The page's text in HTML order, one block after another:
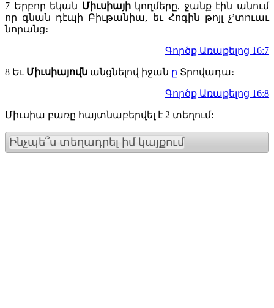
7 Երբոր եկան Միւսիայիկողմերը, ջանք էին անում
որ գնան դէպի Բիւթանիա, եւ Հոգին թոյլ չ’տուաւ
նորանց։
Գործք Առաքելոց 16:7
8 Եւ Միւսիայովն անցնելով իջան ը Տրովադա։
Գործք Առաքելոց 16:8
Միւսիա բառը հայտնաբերվել է 2 տեղում:
Ինչպե՞ս տեղադրել իմ կայքում